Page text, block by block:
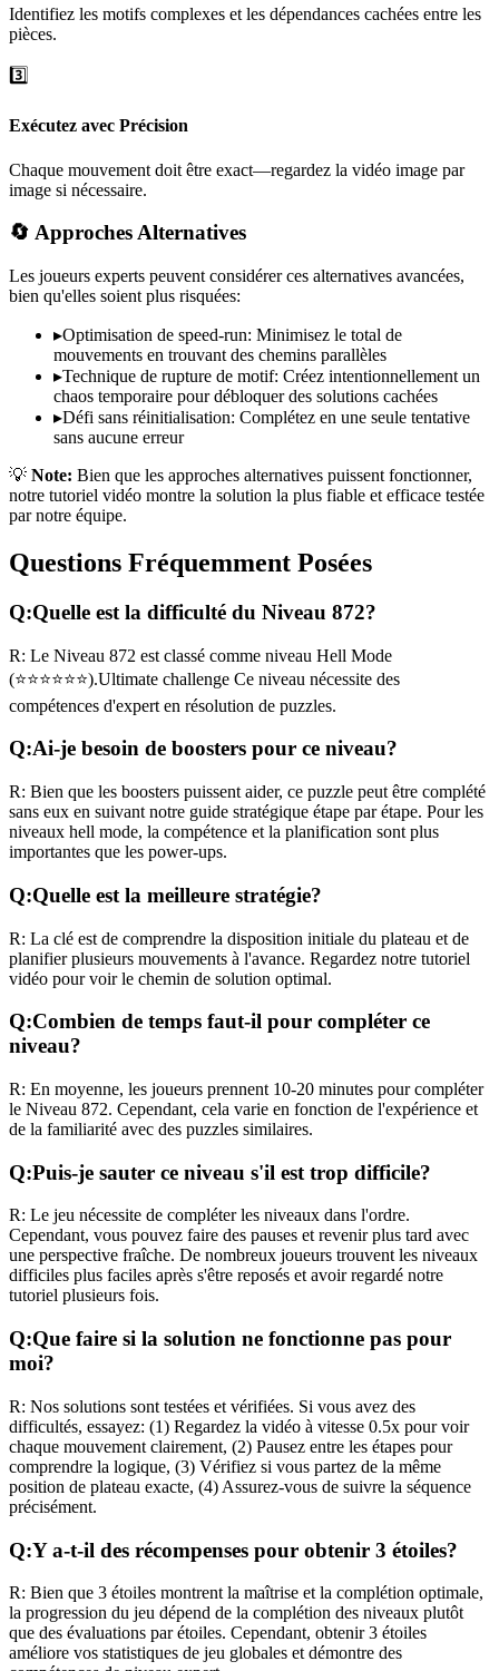
Identifiez les motifs complexes et les dépendances cachées entre les
pièces.
3️⃣
Exécutez avec Précision
Chaque mouvement doit être exact—regardez la vidéo image par
image si nécessaire.
🔄 Approches Alternatives
Les joueurs experts peuvent considérer ces alternatives avancées,
bien qu'elles soient plus risquées:
▸Optimisation de speed-run: Minimisez le total de
mouvements en trouvant des chemins parallèles
▸Technique de rupture de motif: Créez intentionnellement un
chaos temporaire pour débloquer des solutions cachées
▸Défi sans réinitialisation: Complétez en une seule tentative
sans aucune erreur
💡 Note: Bien que les approches alternatives puissent fonctionner,
notre tutoriel vidéo montre la solution la plus fiable et efficace testée
par notre équipe.
Questions Fréquemment Posées
Q:Quelle est la difficulté du Niveau 872?
R: Le Niveau 872 est classé comme niveau Hell Mode
(⭐⭐⭐⭐⭐⭐).Ultimate challenge Ce niveau nécessite des
compétences d'expert en résolution de puzzles.
Q:Ai-je besoin de boosters pour ce niveau?
R: Bien que les boosters puissent aider, ce puzzle peut être complété
sans eux en suivant notre guide stratégique étape par étape. Pour les
niveaux hell mode, la compétence et la planification sont plus
importantes que les power-ups.
Q:Quelle est la meilleure stratégie?
R: La clé est de comprendre la disposition initiale du plateau et de
planifier plusieurs mouvements à l'avance. Regardez notre tutoriel
vidéo pour voir le chemin de solution optimal.
Q:Combien de temps faut-il pour compléter ce
niveau?
R: En moyenne, les joueurs prennent 10-20 minutes pour compléter
le Niveau 872. Cependant, cela varie en fonction de l'expérience et
de la familiarité avec des puzzles similaires.
Q:Puis-je sauter ce niveau s'il est trop difficile?
R: Le jeu nécessite de compléter les niveaux dans l'ordre.
Cependant, vous pouvez faire des pauses et revenir plus tard avec
une perspective fraîche. De nombreux joueurs trouvent les niveaux
difficiles plus faciles après s'être reposés et avoir regardé notre
tutoriel plusieurs fois.
Q:Que faire si la solution ne fonctionne pas pour
moi?
R: Nos solutions sont testées et vérifiées. Si vous avez des
difficultés, essayez: (1) Regardez la vidéo à vitesse 0.5x pour voir
chaque mouvement clairement, (2) Pausez entre les étapes pour
comprendre la logique, (3) Vérifiez si vous partez de la même
position de plateau exacte, (4) Assurez-vous de suivre la séquence
précisément.
Q:Y a-t-il des récompenses pour obtenir 3 étoiles?
R: Bien que 3 étoiles montrent la maîtrise et la complétion optimale,
la progression du jeu dépend de la complétion des niveaux plutôt
que des évaluations par étoiles. Cependant, obtenir 3 étoiles
améliore vos statistiques de jeu globales et démontre des